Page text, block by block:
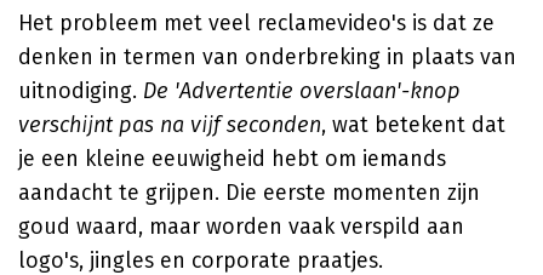
Het probleem met veel reclamevideo's is dat ze
denken in termen van onderbreking in plaats van
uitnodiging. De 'Advertentie overslaan'-knop
verschijnt pas na vijf seconden, wat betekent dat
je een kleine eeuwigheid hebt om iemands
aandacht te grijpen. Die eerste momenten zijn
goud waard, maar worden vaak verspild aan
logo's, jingles en corporate praatjes.